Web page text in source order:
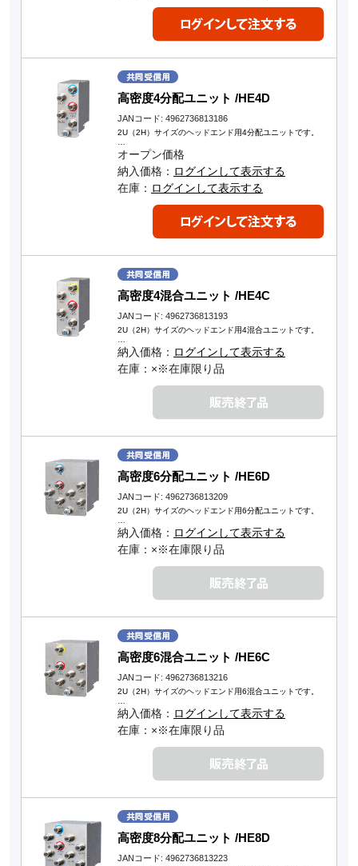
高密度4分配ユニット /HE4D
JANコード: 4962736813186
2U（2H）サイズのヘッドエンド用4分配ユニットです。
オープン価格
納入価格： ログインして表示する
在庫： ログインして表示する
高密度4混合ユニット /HE4C
JANコード: 4962736813193
2U（2H）サイズのヘッドエンド用4混合ユニットです。
納入価格： ログインして表示する
在庫：×※在庫限り品
高密度6分配ユニット /HE6D
JANコード: 4962736813209
2U（2H）サイズのヘッドエンド用6分配ユニットです。
納入価格： ログインして表示する
在庫：×※在庫限り品
高密度6混合ユニット /HE6C
JANコード: 4962736813216
2U（2H）サイズのヘッドエンド用6混合ユニットです。
納入価格： ログインして表示する
在庫：×※在庫限り品
高密度8分配ユニット /HE8D
JANコード: 4962736813223